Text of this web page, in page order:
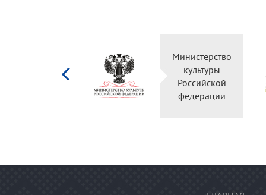
Министерство
культуры
Российской
федерации